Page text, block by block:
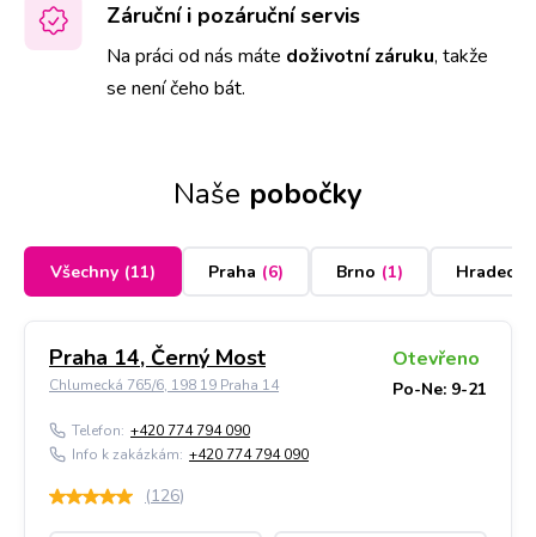
Záruční i pozáruční servis
Na práci od nás máte doživotní záruku, takže
se není čeho bát.
Naše pobočky
Všechny (11) Praha (6) Brno (1) Hradec
Praha 14, Černý Most
Chlumecká 765/6, 198 19 Praha 14
Otevřeno
Po-Ne: 9-21
Telefon: +420 774 794 090
Info k zakázkám: +420 774 794 090
(126)